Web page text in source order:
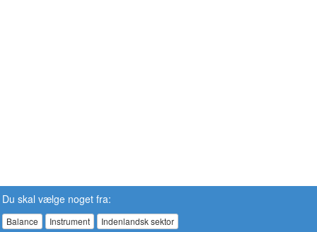
Du skal vælge noget fra:
Balance Instrument Indenlandsk sektor